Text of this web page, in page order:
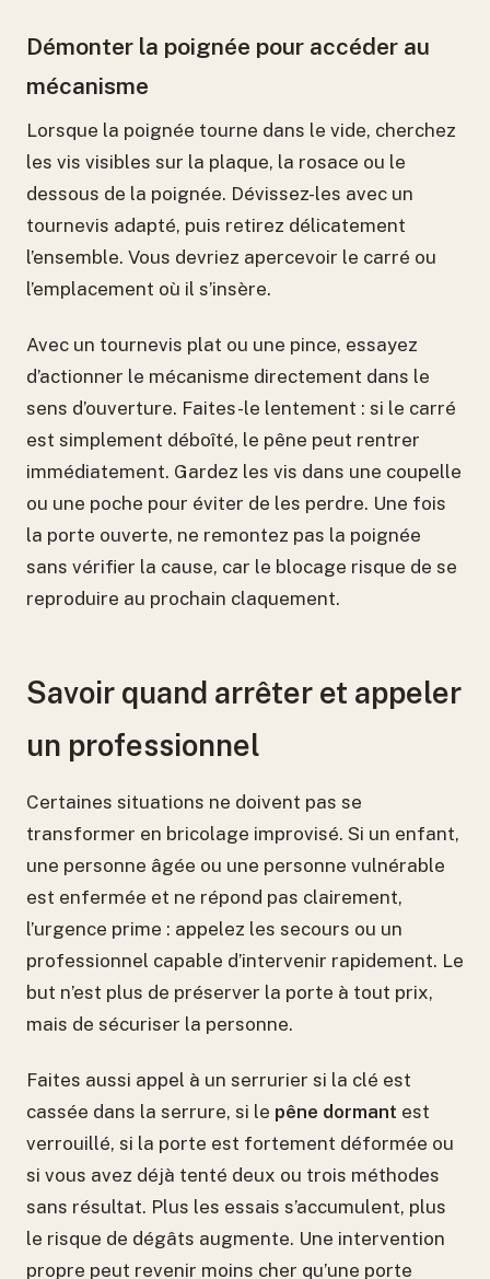
Démonter la poignée pour accéder au
mécanisme
Lorsque la poignée tourne dans le vide, cherchez
les vis visibles sur la plaque, la rosace ou le
dessous de la poignée. Dévissez-les avec un
tournevis adapté, puis retirez délicatement
l’ensemble. Vous devriez apercevoir le carré ou
l’emplacement où il s’insère.
Avec un tournevis plat ou une pince, essayez
d’actionner le mécanisme directement dans le
sens d’ouverture. Faites-le lentement : si le carré
est simplement déboîté, le pêne peut rentrer
immédiatement. Gardez les vis dans une coupelle
ou une poche pour éviter de les perdre. Une fois
la porte ouverte, ne remontez pas la poignée
sans vérifier la cause, car le blocage risque de se
reproduire au prochain claquement.
Savoir quand arrêter et appeler
un professionnel
Certaines situations ne doivent pas se
transformer en bricolage improvisé. Si un enfant,
une personne âgée ou une personne vulnérable
est enfermée et ne répond pas clairement,
l’urgence prime : appelez les secours ou un
professionnel capable d’intervenir rapidement. Le
but n’est plus de préserver la porte à tout prix,
mais de sécuriser la personne.
Faites aussi appel à un serrurier si la clé est
cassée dans la serrure, si le pêne dormant est
verrouillé, si la porte est fortement déformée ou
si vous avez déjà tenté deux ou trois méthodes
sans résultat. Plus les essais s’accumulent, plus
le risque de dégâts augmente. Une intervention
propre peut revenir moins cher qu’une porte